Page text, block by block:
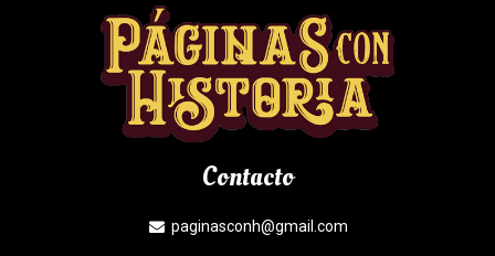
Contacto
paginasconh@gmail.com